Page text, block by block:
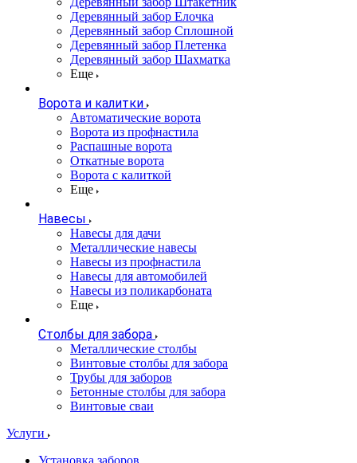
Деревянный забор Елочка
Деревянный забор Сплошной
Деревянный забор Плетенка
Деревянный забор Шахматка
Еще
Ворота и калитки
Автоматические ворота
Ворота из профнастила
Распашные ворота
Откатные ворота
Ворота с калиткой
Еще
Навесы
Навесы для дачи
Металлические навесы
Навесы из профнастила
Навесы для автомобилей
Навесы из поликарбоната
Еще
Столбы для забора
Металлические столбы
Винтовые столбы для забора
Трубы для заборов
Бетонные столбы для забора
Винтовые сваи
Услуги
Установка заборов